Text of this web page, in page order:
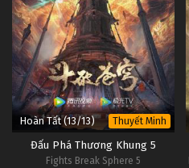
Hoàn Tất (13/13) Thuyết Minh
Đấu Phá Thương Khung 5
Fights Break Sphere 5